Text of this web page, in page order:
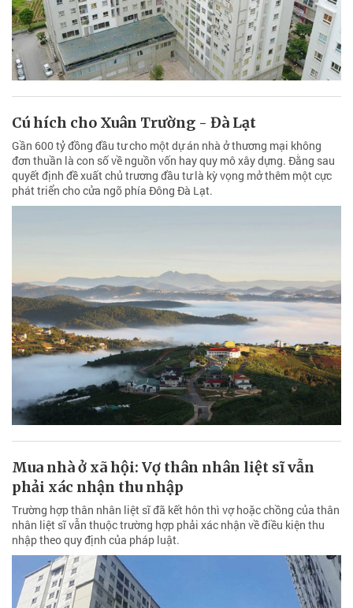
Cú hích cho Xuân Trường - Đà Lạt
Gần 600 tỷ đồng đầu tư cho một dự án nhà ở thương mại không
đơn thuần là con số về nguồn vốn hay quy mô xây dựng. Đằng sau
quyết định đề xuất chủ trương đầu tư là kỳ vọng mở thêm một cực
phát triển cho cửa ngõ phía Đông Đà Lạt.
Mua nhà ở xã hội: Vợ thân nhân liệt sĩ vẫn
phải xác nhận thu nhập
Trường hợp thân nhân liệt sĩ đã kết hôn thì vợ hoặc chồng của thân
nhân liệt sĩ vẫn thuộc trường hợp phải xác nhận về điều kiện thu
nhập theo quy định của pháp luật.